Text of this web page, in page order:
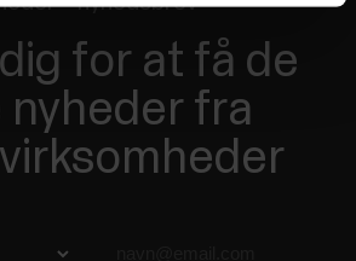
for at få de
fra